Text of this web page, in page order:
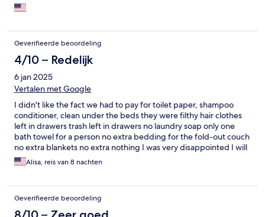
Geverifieerde beoordeling
4/10 – Redelijk
6 jan 2025
Vertalen met Google
I didn't like the fact we had to pay for toilet paper, shampoo
conditioner, clean under the beds they were filthy hair clothes
left in drawers trash left in drawers no laundry soap only one
bath towel for a person no extra bedding for the fold-out couch
no extra blankets no extra nothing I was very disappointed I will
not stay there ever again ask galore it just was a nasty
experience
Alisa, reis van 8 nachten
Geverifieerde beoordeling